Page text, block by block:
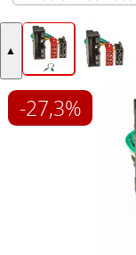
📁 Radio
▲